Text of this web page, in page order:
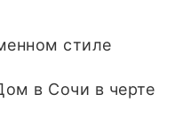
стиле
в Сочи в черте